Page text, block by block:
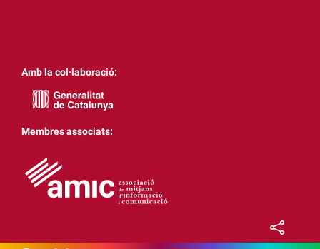
Amb la col·laboració:
Membres associats: